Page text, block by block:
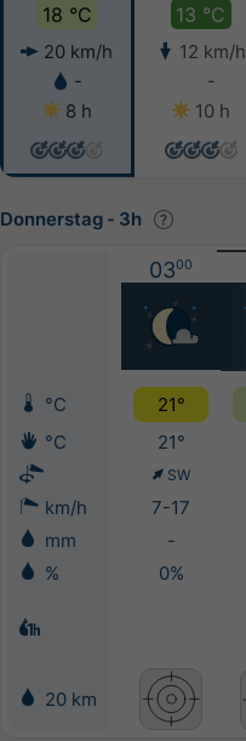
18 °C
20 km/h
-
8 h
13 °C
12 km/h
-
10 h
Donnerstag - 3h
0300
°C 21°
°C
21°
SW
km/h 7-17
mm
-
%
0%
20 km